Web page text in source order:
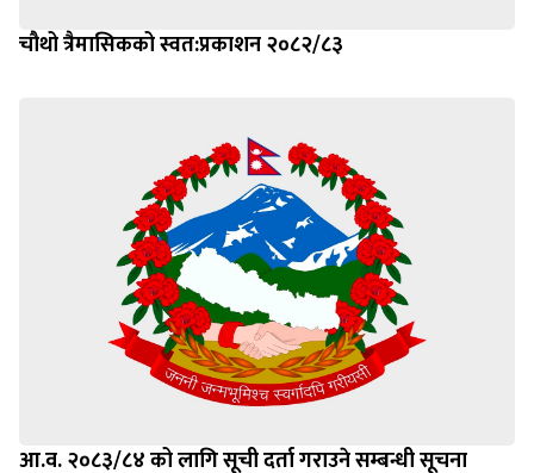
चौथो त्रैमासिकको स्वत:प्रकाशन २०८२/८३
आ.व. २०८३/८४ को लागि सूची दर्ता गराउने सम्बन्धी सूचना